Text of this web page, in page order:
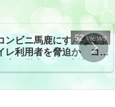
ンビニ馬鹿にすんなよ」
レ利用者を脅迫か コン
52 views